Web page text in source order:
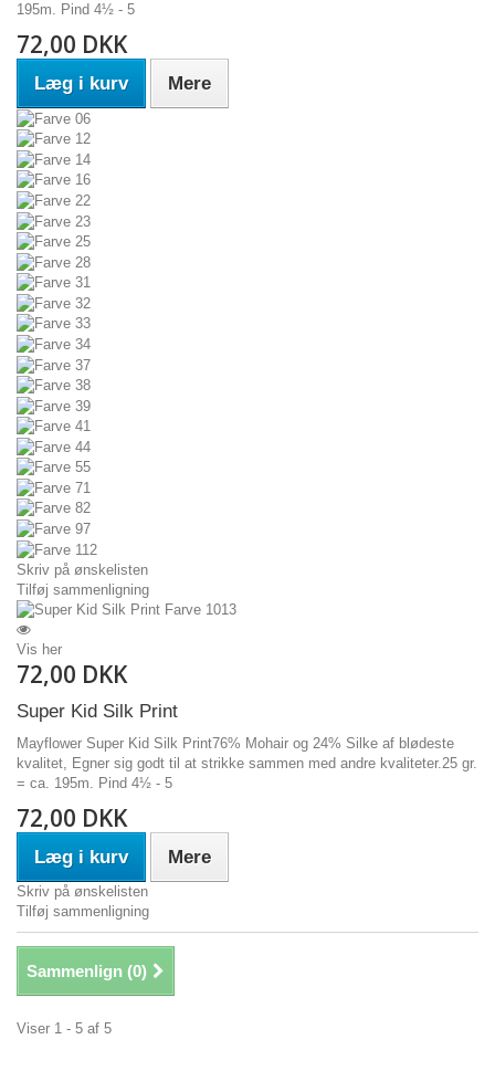
195m. Pind 4½ - 5
72,00 DKK
Læg i kurv Mere
Skriv på ønskelisten
Tilføj sammenligning
Vis her
72,00 DKK
Super Kid Silk Print
Mayflower Super Kid Silk Print76% Mohair og 24% Silke af blødeste
kvalitet, Egner sig godt til at strikke sammen med andre kvaliteter.25 gr.
= ca. 195m. Pind 4½ - 5
72,00 DKK
Læg i kurv Mere
Skriv på ønskelisten
Tilføj sammenligning
Sammenlign (0)
Viser 1 - 5 af 5